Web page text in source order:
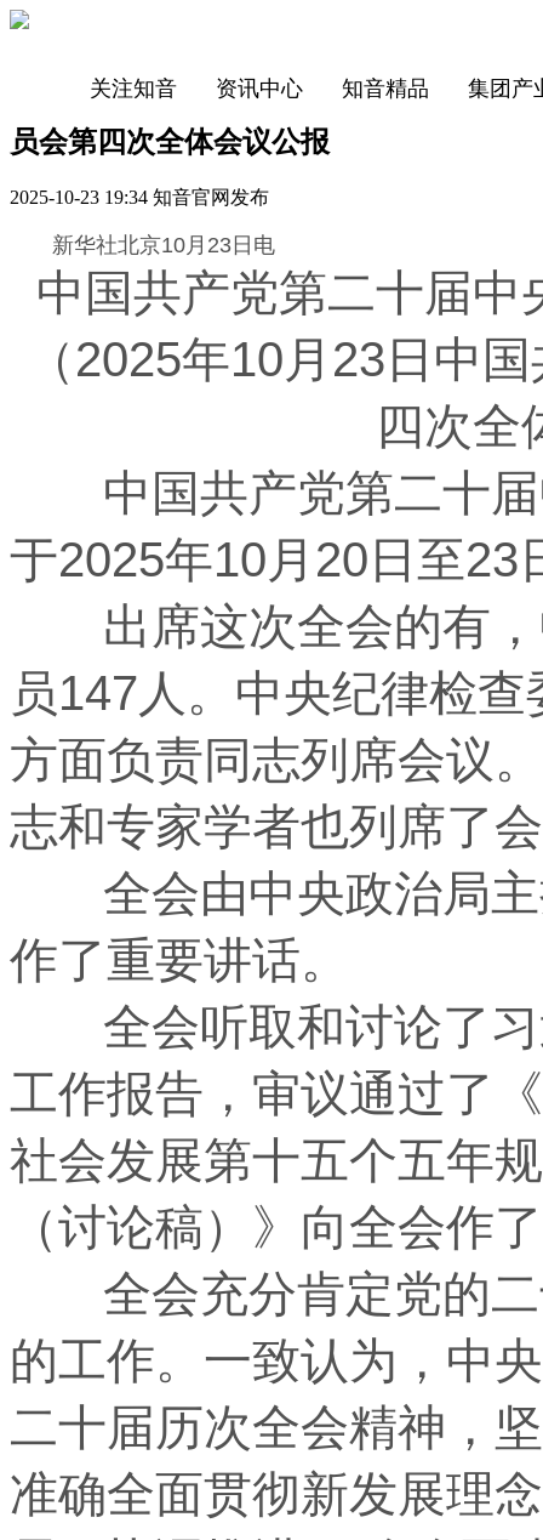
关注知音 资讯中心 知音精品 集团产
员会第四次全体会议公报
2025-10-23 19:34 知音官网发布
新华社北京10月23日电
中国共产党第二十届
（2025年10月23日中
四次全
中国共产党第二十届
于2025年10月20日至23
出席这次全会的有，
员147人。中央纪律检
方面负责同志列席会议
志和专家学者也列席了
全会由中央政治局主
作了重要讲话。
全会听取和讨论了习
工作报告，审议通过了
社会发展第十五个五年
（讨论稿）》向全会作
全会充分肯定党的二
的工作。一致认为，中
二十届历次全会精神，
准确全面贯彻新发展理